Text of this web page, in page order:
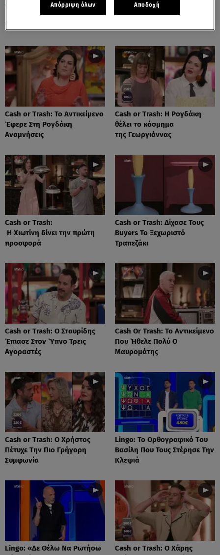
Cash or Trash: Η Μάρω
Κοντού Δημοπράτησε Πίνακά
Της!
Cash or Trash: Το Αντικείμενο
Που Ενθουσίασε Τη Χιωτίνη
Cash or Trash: Το Αντικείμενο
Έφερε Στη Ρογδάκη
Αναμνήσεις
Cash or Trash: Η Ρογδάκη
θέλει το κόσμημα
της Γεωργιάννας
Cash or Trash:
Η Χιωτίνη δίνει την πρώτη
προσφορά
Cash or Trash: Δίχασε Τους
Buyers Το Ξεχωριστό
Τραπεζάκι
Cash or Trash: Ο Σταυρίδης
Έπιασε Στον Ύπνο Τρεις
Αγοραστές
Cash Or Trash: Το Αντικείμενο
Που Ήθελε Πολύ Ο
Μαυρομάτης
Cash or Trash: Ο Χρήστος
Πέτυχε Την Πιο Γρήγορη
Συμφωνία
Lingo: Το Oρθογραφικό Tου
Βασίλη Που Τους Στέρησε Την
Κλεψιά
Lingo: «Δε Θέλω Να Ρωτήσω
Cash or Trash: Ο Χάρης
Απόρριψη όλων Αποδοχή